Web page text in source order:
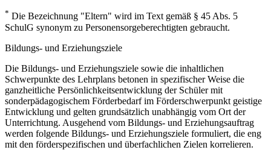
* Die Bezeichnung "Eltern" wird im Text gemäß § 45 Abs. 5
SchulG synonym zu Personensorgeberechtigten gebraucht.
Bildungs- und Erziehungsziele
Die Bildungs- und Erziehungsziele sowie die inhaltlichen
Schwerpunkte des Lehrplans betonen in spezifischer Weise die
ganzheitliche Persönlichkeitsentwicklung der Schüler mit
sonderpädagogischem Förderbedarf im Förderschwerpunkt geistige
Entwicklung und gelten grundsätzlich unabhängig vom Ort der
Unterrichtung. Ausgehend vom Bildungs- und Erziehungsauftrag
werden folgende Bildungs- und Erziehungsziele formuliert, die eng
mit den förderspezifischen und überfachlichen Zielen korrelieren.